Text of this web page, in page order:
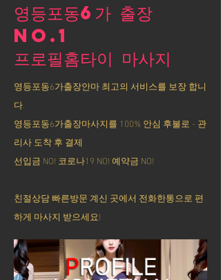
영등포동6가 출장
NO.1
​프로필홈타이 마사지
영등포동6가출장안마 최고의 서비스를 보장 합니
다.
영등포동6가출장마사지를 100% 안심 후불로 - 관
리사 도착 후 결제
선입금 NO! 코로나19 NO! 예약금 NO!
친절상담 빠른방문 계신 곳에서 전화한통으로 편
하게 마사지 받으세요!